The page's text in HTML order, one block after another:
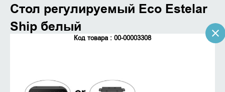
Стол регулируемый Eco Estelar
Ship белый
Код товара : 00-00003308